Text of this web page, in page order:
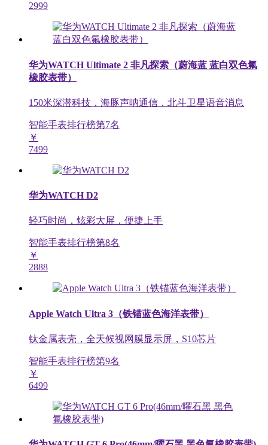
2999
华为WATCH Ultimate 2 非凡探索（蔚海蓝 蓝白双色氟
橡胶表带）
150米深潜科技，海豚声呐通信，北斗卫星语音消息
智能手表排行榜第7名
￥
7499
华为WATCH D2
轻巧时尚，炫彩大屏，便捷上手
智能手表排行榜第8名
￥
2888
Apple Watch Ultra 3（铁锚蓝色海洋表带）
钛金属表壳，全天候视网膜显示屏，S10芯片
智能手表排行榜第9名
￥
6499